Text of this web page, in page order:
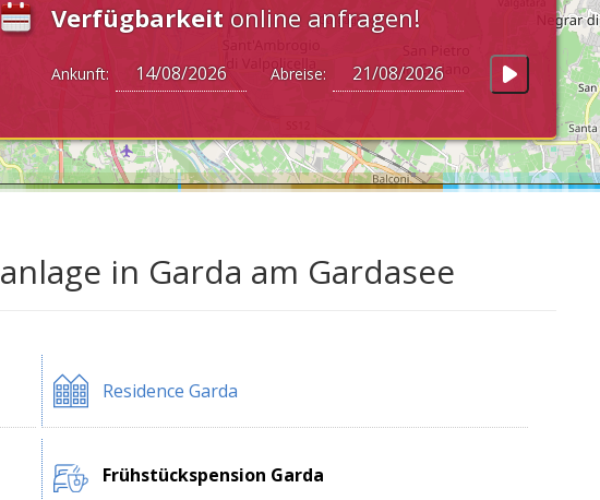
Verfügbarkeit online anfragen!
Ankunft: Abreise:
in Garda am Gardasee
Residence Garda
Frühstückspension Garda